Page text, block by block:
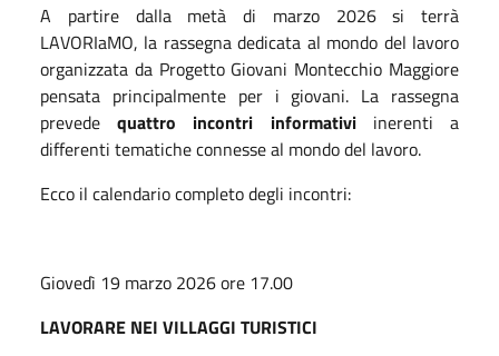
A partire dalla metà di marzo 2026 si terrà
LAVORIaMO, la rassegna dedicata al mondo del lavoro
organizzata da Progetto Giovani Montecchio Maggiore
pensata principalmente per i giovani. La rassegna
prevedequattro incontri informativi inerenti a
differenti tematiche connesse al mondo del lavoro.
Ecco il calendario completo degli incontri:
Giovedì 19 marzo 2026 ore 17.00
LAVORARE NEI VILLAGGI TURISTICI